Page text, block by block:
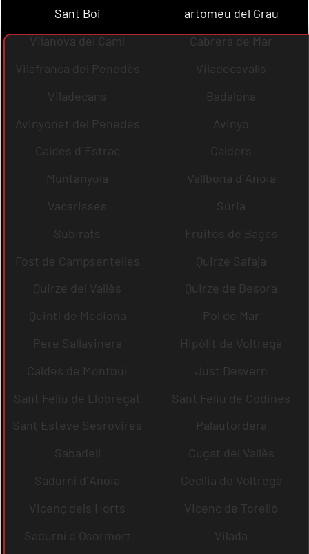
Sant Boi
artomeu del Grau
Vilanova del Camí
Cabrera de Mar
Vilafranca del Penedès
Viladecavalls
Viladecans
Badalona
Avinyonet del Penedès
Avinyó
Caldes d´Estrac
Calders
Muntanyola
Vallbona d´Anoia
Vacarisses
Súria
Subirats
Fruitós de Bages
Fost de Campsentelles
Quirze Safaja
Quirze del Vallès
Quirze de Besora
Quintí de Mediona
Pol de Mar
Pere Sallavinera
Hipòlit de Voltregà
Caldes de Montbui
Just Desvern
Sant Feliu de Llobregat
Sant Feliu de Codines
Sant Esteve Sesrovires
Palautordera
Sabadell
Cugat del Vallès
Sadurní d´Anoia
Cecília de Voltregà
Vicenç dels Horts
Vicenç de Torelló
Sadurní d´Osormort
Vilada